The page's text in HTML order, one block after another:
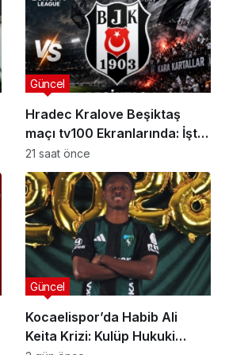
Hradec Kralove Beşiktaş
maçı tv100 Ekranlarında: İşte
Karşılaşmanın Detayları
Güncel
21 saat önce
Kocaelispor’da Habib Ali
Keita Krizi: Kulüp Hukuki
Güncel
Güncel
Utku Caner Çaykara
Tahliye Kararı: Aziz İhsan
Aktaş Davasında Yeni
Gelişme